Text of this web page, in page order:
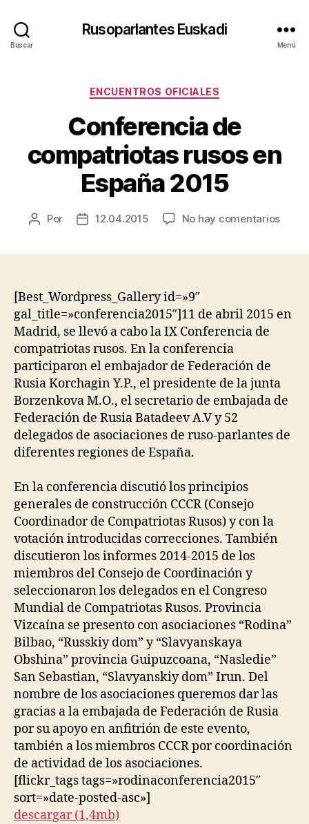
Buscar
Rusoparlantes Euskadi
Menú
Categorías
ENCUENTROS OFICIALES
Conferencia de
compatriotas rusos en
España 2015
Autor
Por
Fecha12.04.2015 No hay comentariosen
[Best_Wordpress_Gallery id=»9″
gal_title=»conferencia2015″]11 de abril 2015 en
Madrid, se llevó a cabo la IX Conferencia de
compatriotas rusos. En la conferencia
participaron el embajador de Federación de
Rusia Korchagin Y.P., el presidente de la junta
Borzenkova M.O., el secretario de embajada de
Federación de Rusia Batadeev A.V y 52
delegados de asociaciones de ruso-parlantes de
diferentes regiones de España.
En la conferencia discutió los principios
generales de construcción CCCR (Consejo
Coordinador de Compatriotas Rusos) y con la
votación introducidas correcciones. También
discutieron los informes 2014-2015 de los
miembros del Consejo de Coordinación y
seleccionaron los delegados en el Congreso
Mundial de Compatriotas Rusos. Provincia
Vizcaína se presento con asociaciones “Rodina”
Bilbao, “Russkiy dom” y “Slavyanskaya
Obshina” provincia Guipuzcoana, “Nasledie”
San Sebastian, “Slavyanskiy dom” Irun. Del
nombre de los asociaciones queremos dar las
gracias a la embajada de Federación de Rusia
por su apoyo en anfitrión de este evento,
también a los miembros CCCR por coordinación
de actividad de los asociaciones.
[flickr_tags tags=»rodinaconferencia2015″
sort=»date-posted-asc»]
descargar (1,4mb)